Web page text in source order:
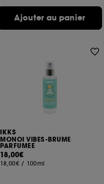
Ajouter au panier
IKKS
MONOI VIBES-BRUME
PARFUMEE
18,00€
18,00€ / 100ml